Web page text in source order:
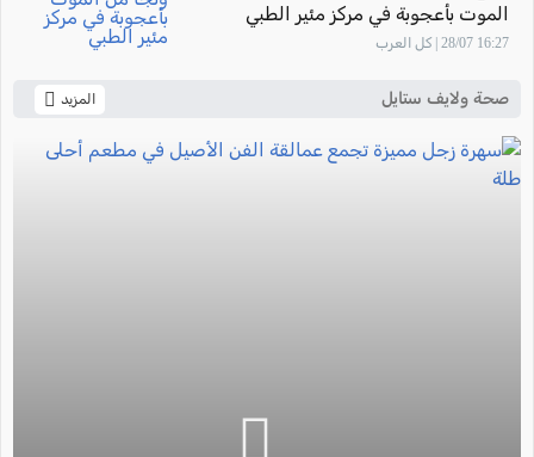
الموت بأعجوبة في مركز مئير الطبي
16:27 28/07 | كل العرب
صحة ولايف ستايل المزيد